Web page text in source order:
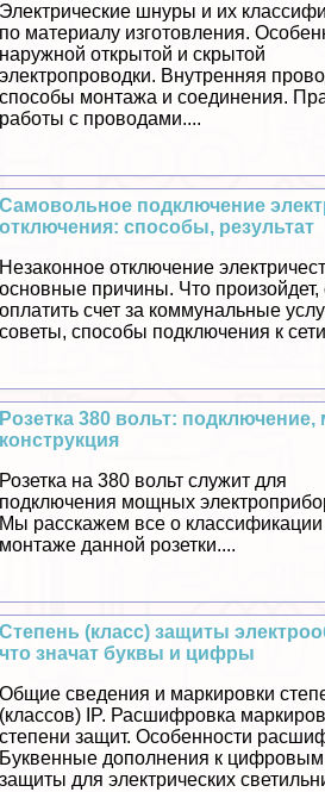
Электрические шнуры и их
по материалу изготовления.
наружной открытой и скрытой
электропроводки. Внутренняя
способы монтажа и соединения.
работы с проводами....
Самовольное подключение
отключения: способы, результат
Незаконное отключение
основные причины. Что произойдет,
оплатить счет за коммунальные
советы, способы подключения к
Розетка 380 вольт: подключение,
конструкция
Розетка на 380 вольт служит для
подключения мощных
Мы расскажем все о классификации
монтаже данной розетки....
Степень (класс) защиты
что значат буквы и цифры
Общие сведения и маркировки
(классов) IP. Расшифровка
степени защит. Особенности
Буквенные дополнения к
защиты для электрических